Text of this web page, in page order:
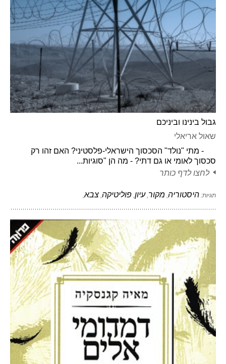
גבול בינינו וביניכם
שאול אריאלי
- מתי "נולד" הסכסוך הישראלי-פלסטיני? האם זהו רק
סכסוך לאומי או גם דתי? - מה הן "סוגיות...
לחצו לדף כותר
תגיות: היסטוריה, מקור,עיון, פוליטיקה, צבא,